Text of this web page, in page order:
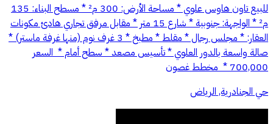
للبيع تاون هاوس علوي * مساحة الأرض: 300 م² * مسطح البناء: 135
م² * الواجهة: جنوبية * شارع 15 متر * مقابل مرفق تجاري هادئ مكونات
العقار: * مجلس رجال * مقلط * مطبخ * 3 غرف نوم (منها غرفة ماستر) *
صالة واسعة بالدور العلوي * تأسيس مصعد * سطح أمام * ⁠ السعر
700,000 * ⁠ مخطط غصون
حي الجنادرية, الرياض